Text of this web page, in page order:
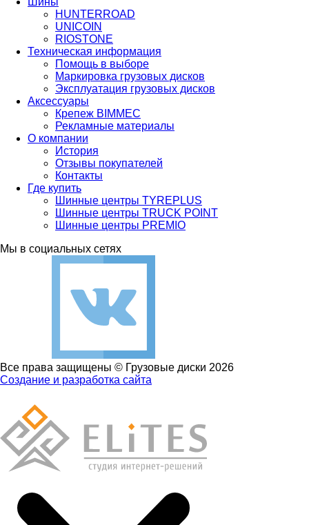
HUNTERROAD​​​​​​​
UNICOIN
RIOSTONE
Техническая информация
Помощь в выборе
Маркировка грузовых дисков
Эксплуатация грузовых дисков
Аксессуары
Крепеж BIMMEC
Рекламные материалы
О компании
История
Отзывы покупателей
Контакты
Где купить
Шинные центры TYREPLUS
Шинные центры TRUCK POINT
Шинные центры PREMIO
Мы в социальных сетях
Все права защищены © Грузовые диски 2026
Создание и разработка сайта